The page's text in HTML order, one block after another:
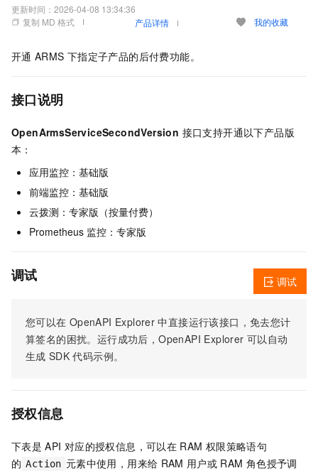
更新时间： 2026-04-08 13:34:36
复制 MD 格式
产品详情 我的收藏
开通 ARMS 下指定子产品的后付费功能。
接口说明
OpenArmsServiceSecondVersion 接口支持开通以下产品版
本：
应用监控：基础版
前端监控：基础版
云拨测：专家版（按量付费）
Prometheus 监控：专家版
调试
您可以在 OpenAPI Explorer 中直接运行该接口，免去您计
算签名的困扰。运行成功后，OpenAPI Explorer 可以自动
生成 SDK 代码示例。
调试
授权信息
下表是 API 对应的授权信息，可以在 RAM 权限策略语句
的 Action 元素中使用，用来给 RAM 用户或 RAM 角色授予调